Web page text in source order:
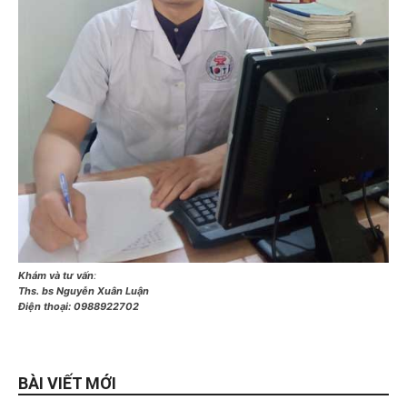
Khám và tư vấn:
Ths. bs Nguyễn Xuân Luận
Điện thoại: 0988922702
BÀI VIẾT MỚI